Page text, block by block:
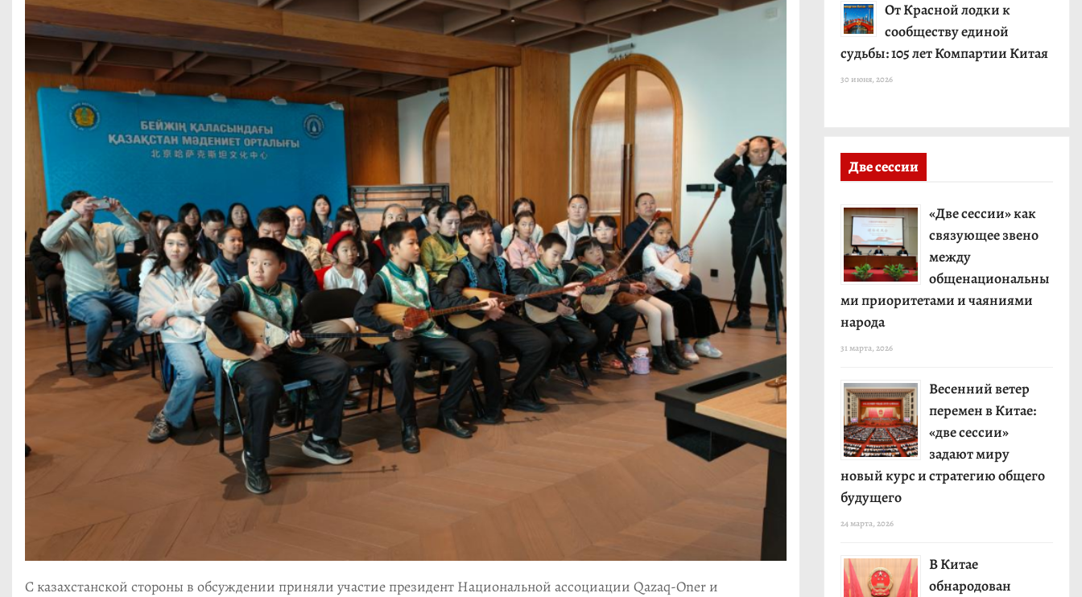
С казахстанской стороны в обсуждении приняли участие президент Национальной ассоциации Qazaq-Oner и
От Красной лодки к
сообществу единой
судьбы: 105 лет Компартии Китая
30 июня, 2026
Две сессии
«Две сессии» как
связующее звено
между
общенациональны
ми приоритетами и чаяниями
народа
31 марта, 2026
Весенний ветер
перемен в Китае:
«две сессии»
задают миру
новый курс и стратегию общего
будущего
24 марта, 2026
В Китае
обнародован